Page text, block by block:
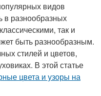
видов
в разнообразных
так и
быть разнообразным.
стилей и цветов,
В этой статье
цвета и узоры на